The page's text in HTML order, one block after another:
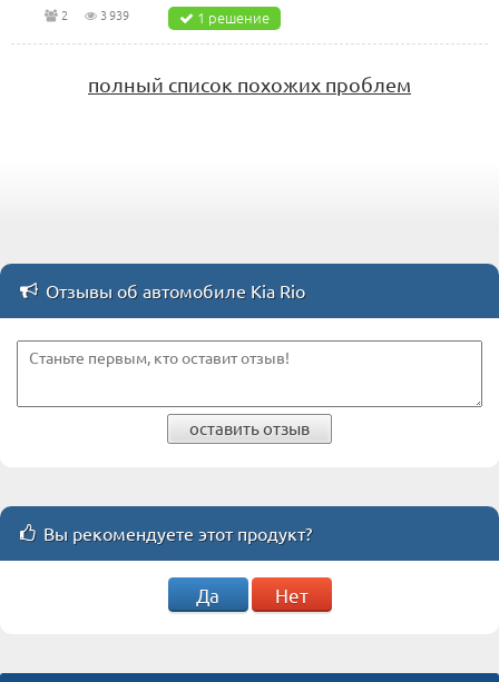
2 3 939 1 решение
полный список похожих проблем
Отзывы об автомобиле Kia Rio
оставить отзыв
Вы рекомендуете этот продукт?
Да Нет